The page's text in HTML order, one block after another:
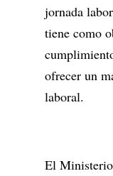
jornada
tiene como
ofrecer un
laboral.
El Ministerio